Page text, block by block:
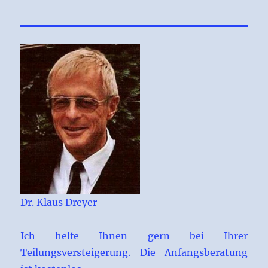
Dr. Klaus Dreyer
Ich helfe Ihnen gern bei Ihrer
Teilungsversteigerung. Die Anfangsberatung